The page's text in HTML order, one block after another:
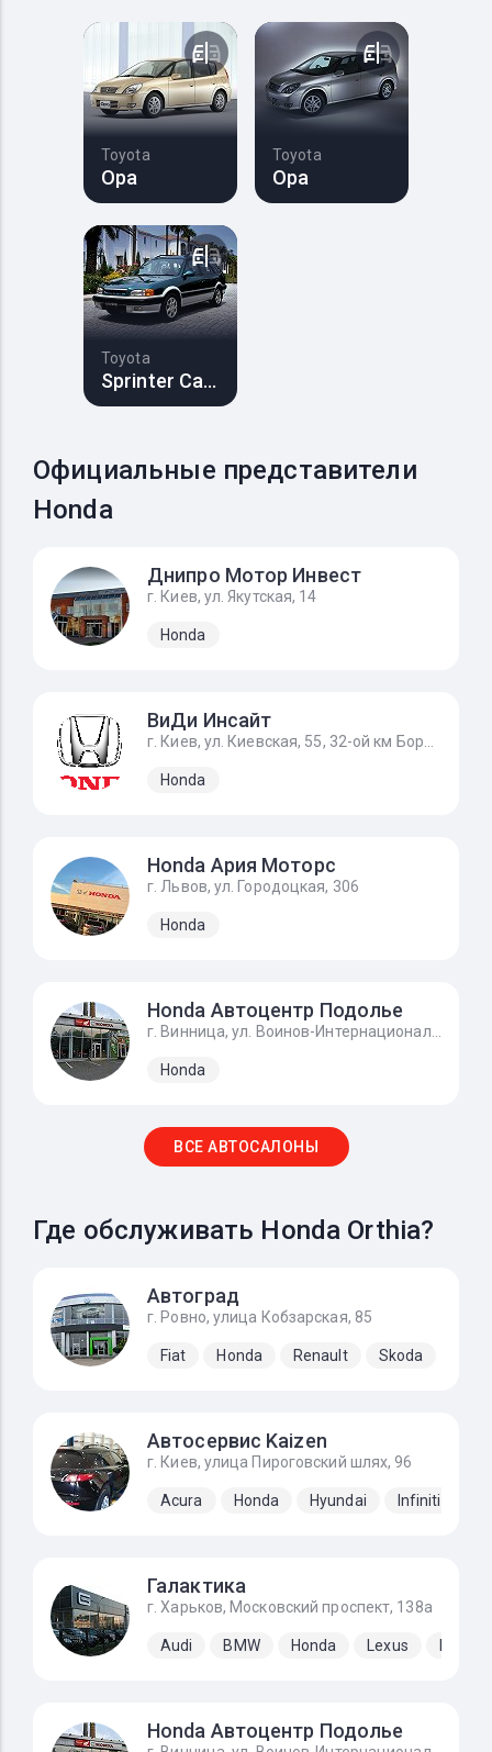
Toyota
Opa
Toyota
Opa
Toyota
Sprinter Carib
Официальные представители
Honda
Днипро Мотор Инвест
г. Киев, ул. Якутская, 14
Honda
ВиДи Инсайт
Honda
Honda Ария Моторс
г. Львов, ул. Городоцкая, 306
Honda
Honda Автоцентр Подолье
Honda
ВСЕ АВТОСАЛОНЫ
Где обслуживать Honda Orthia?
Автоград
г. Ровно, улица Кобзарская, 85
Fiat Honda Renault Skoda
Автосервис Kaizen
г. Киев, улица Пироговский шлях, 96
Acura Honda Hyundai Infiniti
Галактика
г. Харьков, Московский проспект, 138а
Audi BMW Honda Lexus
Honda Автоцентр Подолье